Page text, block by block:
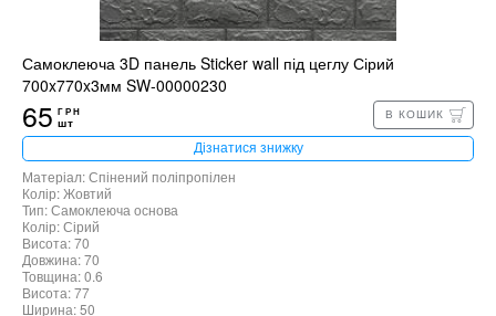
Самоклеюча 3D панель Sticker wall під цеглу Сірий
700x770x3мм SW-00000230
65 ГРН
шт
В КОШИК
Дізнатися знижку
Матеріал: Спінений поліпропілен
Колір: Жовтий
Тип: Самоклеюча основа
Колір: Сірий
Висота: 70
Довжина: 70
Товщина: 0.6
Висота: 77
Ширина: 50